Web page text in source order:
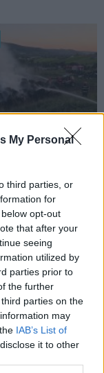
My Personal
third parties, or
for
opt-out
that after your
seeing
utilized by
parties prior to
the further
parties on the
may
IAB’s List of
it to other